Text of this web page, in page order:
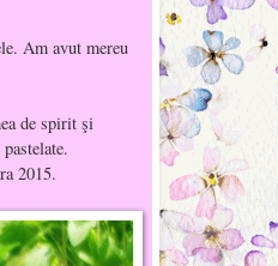
Am avut mereu
de spirit şi
2015.